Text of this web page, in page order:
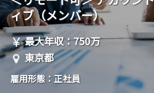
ィブ（メンバー）
最大年収：750万
東京都
雇用形態：正社員